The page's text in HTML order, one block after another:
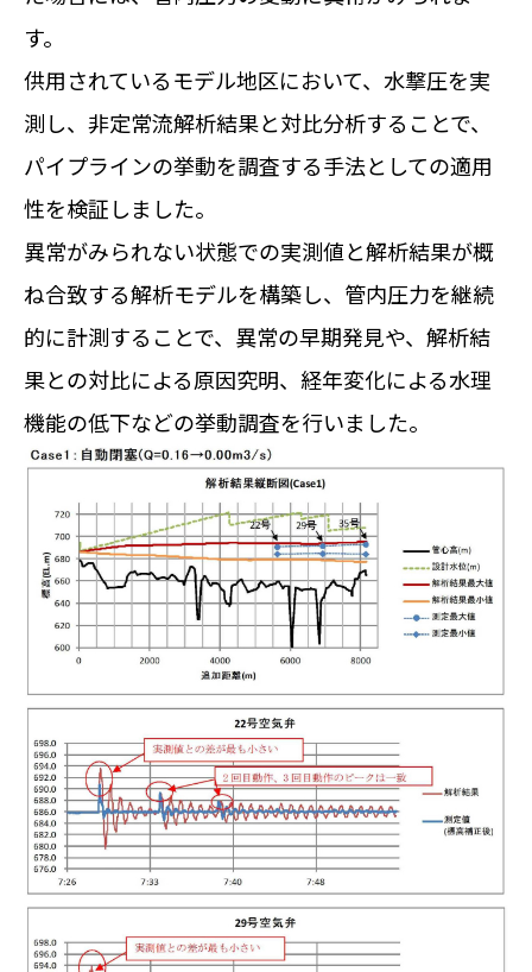
す。
供用されているモデル地区において、水撃圧を実
測し、非定常流解析結果と対比分析することで、
パイプラインの挙動を調査する手法としての適用
性を検証しました。
異常がみられない状態での実測値と解析結果が概
ね合致する解析モデルを構築し、管内圧力を継続
的に計測することで、異常の早期発見や、解析結
果との対比による原因究明、経年変化による水理
機能の低下などの挙動調査を行いました。